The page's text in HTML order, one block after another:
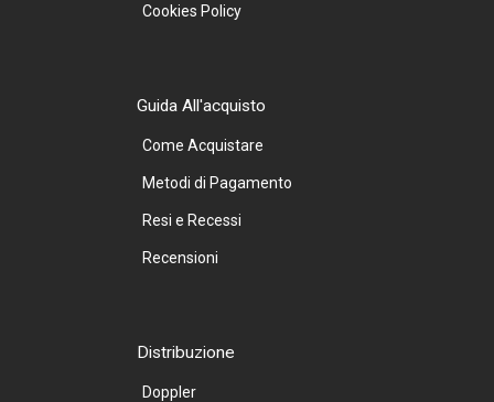
Cookies Policy
Guida All'acquisto
Come Acquistare
Metodi di Pagamento
Resi e Recessi
Recensioni
Distribuzione
Doppler